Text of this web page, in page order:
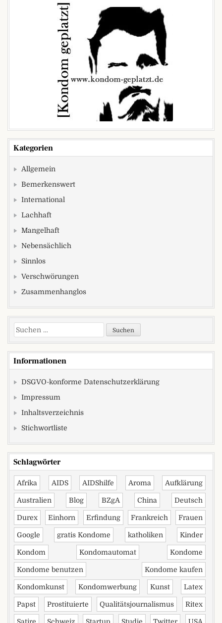
Kategorien
Allgemein
Bemerkenswert
International
Lachhaft
Mangelhaft
Nebensächlich
Sinnlos
Verschwörungen
Zusammenhanglos
Suchen nach:
Informationen
DSGVO-konforme Datenschutzerklärung
Impressum
Inhaltsverzeichnis
Stichwortliste
Schlagwörter
Afrika AIDS AIDShilfe Aroma Aufklärung
Australien Blog BZgA China Deutsch
Durex Einhorn Erfindung Frankreich Frauen
Google gratis Kondome katholiken Kinder
Kondom Kondomautomat Kondome
Kondome benutzen Kondome kaufen
Kondomkunst Kondomwerbung Kunst Latex
Papst Prostituierte Qualitätsjournalismus Ritex